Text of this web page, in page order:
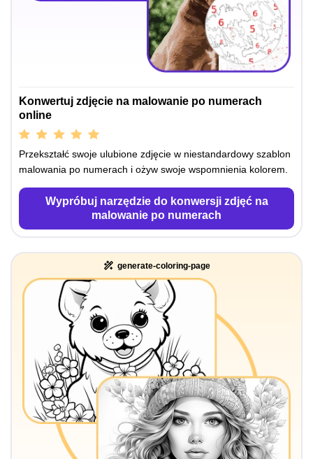
Konwertuj zdjęcie na malowanie po numerach
online
Przekształć swoje ulubione zdjęcie w niestandardowy szablon
malowania po numerach i ożyw swoje wspomnienia kolorem.
Wypróbuj narzędzie do konwersji zdjęć na
malowanie po numerach
generate-coloring-page